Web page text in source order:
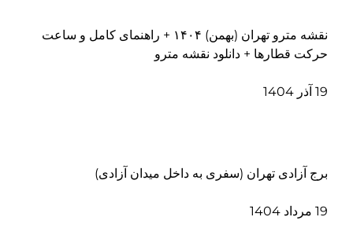
نقشه مترو تهران (بهمن) ۱۴۰۴ + راهنمای کامل و ساعت
حرکت قطارها + دانلود نقشه مترو
19 آذر 1404
برج آزادی تهران (سفری به داخل میدان آزادی)
19 مرداد 1404